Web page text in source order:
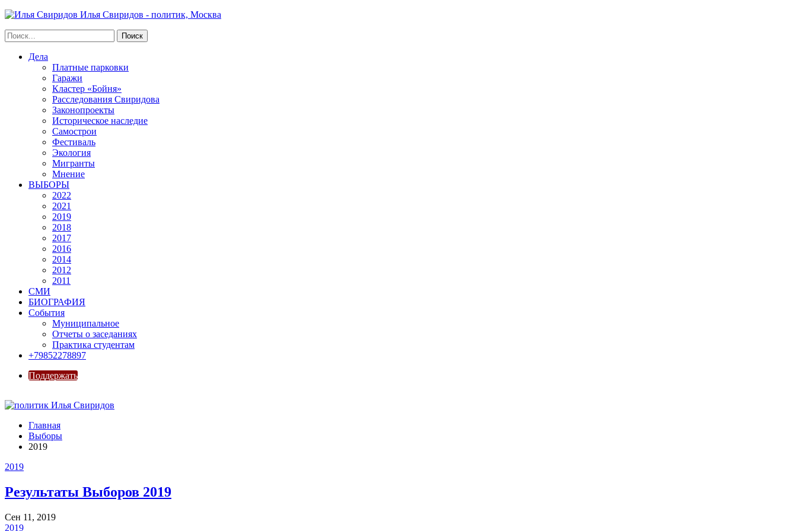
Илья Свиридов - политик, Москва
Дела
Платные парковки
Гаражи
Кластер «Бойня»
Расследования Свиридова
Законопроекты
Историческое наследие
Самострои
Фестиваль
Экология
Мигранты
Мнение
ВЫБОРЫ
2022
2021
2019
2018
2017
2016
2014
2012
2011
СМИ
БИОГРАФИЯ
События
Муниципальное
Отчеты о заседаниях
Практика студентам
+79852278897
Поддержать
Главная
Выборы
2019
2019
Результаты Выборов 2019
Сен 11, 2019
2019